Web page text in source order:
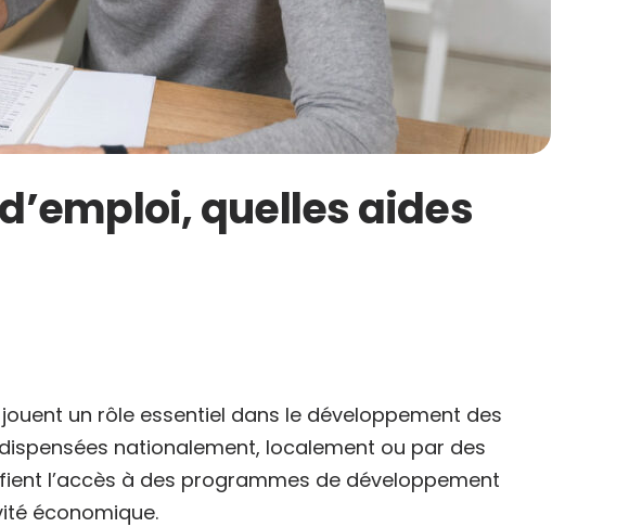
quelles aides
un rôle essentiel dans le développement des
nationalement, localement ou par des
l’accès à des programmes de développement
économique.